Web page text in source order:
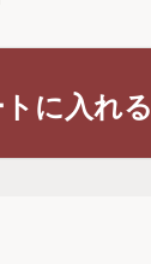
に入れる